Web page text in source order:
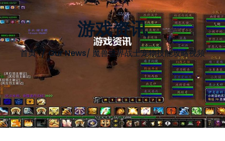
游戏资讯
首页 Our News/ 魔兽世界战士宠物技能攻略视频